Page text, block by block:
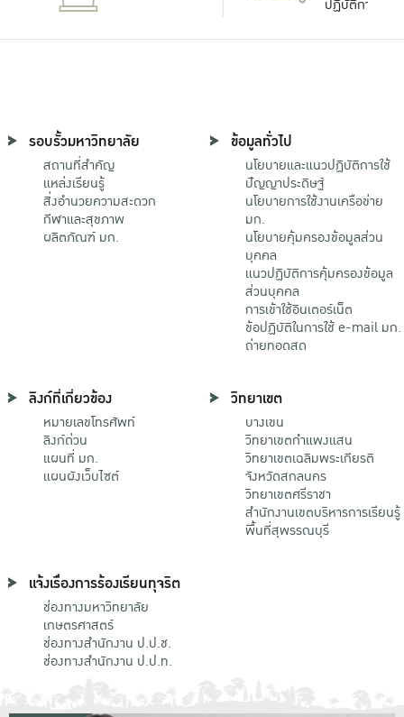
รอบรั้วมหาวิทยาลัย
สถานที่สำคัญ
แหล่งเรียนรู้
สิ่งอำนวยความสะดวก
กีฬาและสุขภาพ
ผลิตภัณฑ์ มก.
ข้อมูลทั่วไป
นโยบายและแนวปฏิบัติการใช้
ปัญญาประดิษฐ์
นโยบายการใช้งานเครือข่าย
มก.
นโยบายคุ้มครองข้อมูลส่วน
บุคคล
แนวปฏิบัติการคุ้มครองข้อมูล
ส่วนบุคคล
การเข้าใช้อินเตอร์เน็ต
ข้อปฏิบัติในการใช้ e-mail มก.
ถ่ายทอดสด
ลิงก์ที่เกี่ยวข้อง
หมายเลขโทรศัพท์
ลิงก์ด่วน
แผนที่ มก.
แผนผังเว็บไซต์
วิทยาเขต
บางเขน
วิทยาเขตกําแพงแสน
วิทยาเขตเฉลิมพระเกียรติ
จังหวัดสกลนคร
วิทยาเขตศรีราชา
สำนักงานเขตบริหารการเรียนรู้
พื้นที่สุพรรณบุรี
แจ้งเรื่องการร้องเรียนทุจริต
ช่องทางมหาวิทยาลัย
เกษตรศาสตร์
ช่องทางสำนักงาน ป.ป.ช.
ช่องทางสำนักงาน ป.ป.ท.